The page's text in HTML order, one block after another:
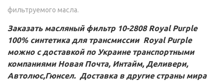
фильтруемого масла.
Заказатьмасляный фильтр 10-2808 Royal Purple
100% синтетика для трансмиссии Royal Purple
можно с доставкой по Украине транспортными
компаниями Новая Почта, Интайм, Деливери,
Автолюс,Гюнсел. Доставка в другие страны мира